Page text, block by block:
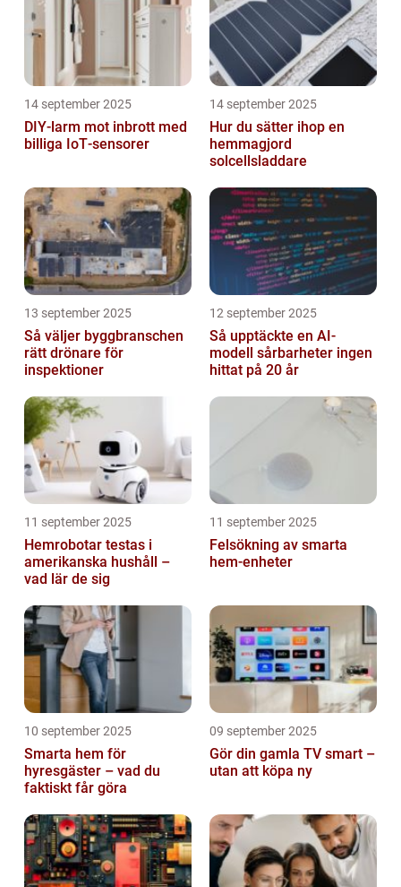
14 september 2025
DIY‑larm mot inbrott med
billiga IoT‑sensorer
14 september 2025
Hur du sätter ihop en
hemmagjord
solcellsladdare
13 september 2025
Så väljer byggbranschen
rätt drönare för
inspektioner
12 september 2025
Så upptäckte en AI-
modell sårbarheter ingen
hittat på 20 år
11 september 2025
Hemrobotar testas i
amerikanska hushåll –
vad lär de sig
11 september 2025
Felsökning av smarta
hem-enheter
10 september 2025
Smarta hem för
hyresgäster – vad du
faktiskt får göra
09 september 2025
Gör din gamla TV smart –
utan att köpa ny